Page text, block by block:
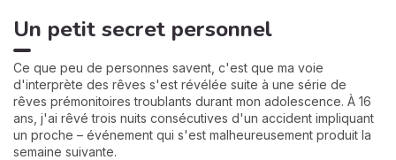
Un petit secret personnel
Ce que peu de personnes savent, c'est que ma voie
d'interprète des rêves s'est révélée suite à une série de
rêves prémonitoires troublants durant mon adolescence. À 16
ans, j'ai rêvé trois nuits consécutives d'un accident impliquant
un proche – événement qui s'est malheureusement produit la
semaine suivante.